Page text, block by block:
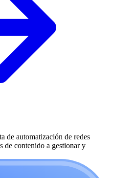
de automatización de redes
de contenido a gestionar y